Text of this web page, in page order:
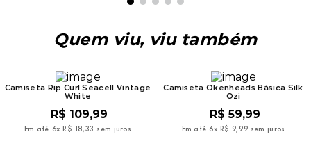
Quem viu, viu também
Camiseta Rip Curl Seacell Vintage
White
R$ 109,99
Em até 6x R$ 18,33 sem juros
Camiseta Okenheads Básica Silk
Ozi
R$ 59,99
Em até 6x R$ 9, 99 sem juros